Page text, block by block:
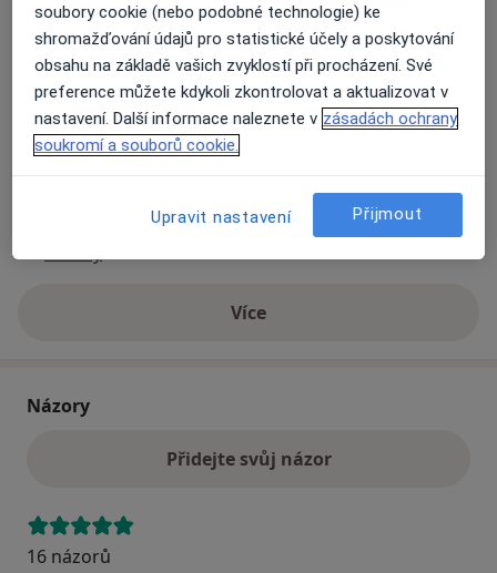
Přiblížit mapuse otevře v nové záložce
Dostupnost
Na této adrese online kalendář není aktivní
Co mám v takové situaci udělat?
Způsoby platby (soukromé návštěvy)
Na teto adrese lékař přijímá pacienty na pojišťovnu
Detaily
Víceo adrese
Názory
Přidejte svůj názor
16 názorů
soubory cookie (nebo podobné technologie) ke
shromažďování údajů pro statistické účely a poskytování
obsahu na základě vašich zvyklostí při procházení. Své
preference můžete kdykoli zkontrolovat a aktualizovat v
nastavení. Další informace naleznete v zásadách ochrany
soukromí a souborů cookie.
Upravit nastavení Přijmout